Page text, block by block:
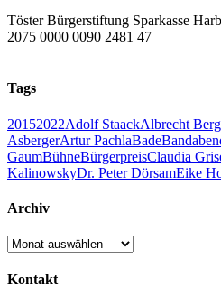
Töster Bürgerstiftung Sparkasse
2075 0000 0090 2481 47
Tags
20152022Adolf StaackAlbrecht
AsbergerArtur PachlaBade
GaumBühneBürgerpreisClaudia
KalinowskyDr. Peter DörsamEike
Archiv
Archiv
Kontakt